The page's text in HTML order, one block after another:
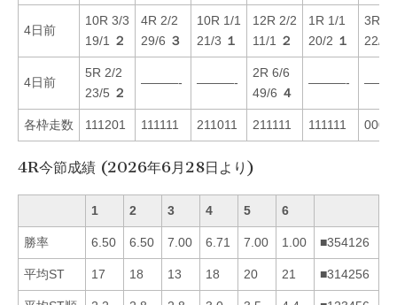
4日前
10R 3/3
19/1
２
4R 2/2
29/6 ３
10R 1/1
21/3 １
12R 2/2
11/1
２
1R 1/1
20/2 １
3R 6/
22/5
4日前
5R 2/2
23/5 ２
———- ———-
2R 6/6
49/6 ４
———-
各枠走数 111201 111111 211011 211111 111111
4R今節成績 (2026年6月28日より)
1 2 3 4 5 6
勝率 6.50 6.50 7.00 6.71 7.00 1.00 ■354126
平均ST 17 18 13 18 20 21 ■314256